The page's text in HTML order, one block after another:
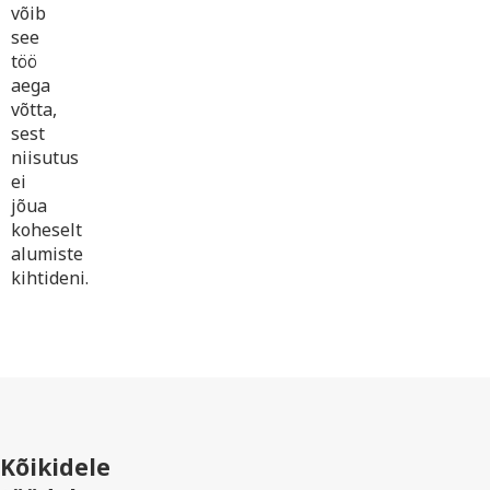
võib
see
töö
aega
võtta,
sest
niisutus
ei
jõua
koheselt
alumiste
kihtideni.
Kõikidele